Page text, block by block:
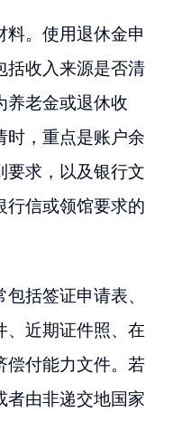
料。使用退休金申
括收入来源是否清
养老金或退休收
时，重点是账户余
要求，以及银行文
行信或领馆要求的
括签证申请表、
、近期证件照、在
偿付能力文件。若
者由非递交地国家